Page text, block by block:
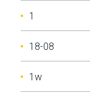
1
18-08
1w